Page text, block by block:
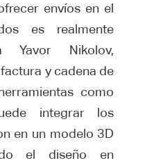
envíos en el
es realmente
Yavor Nikolov,
y cadena de
como
integrar los
en un modelo 3D
el diseño en